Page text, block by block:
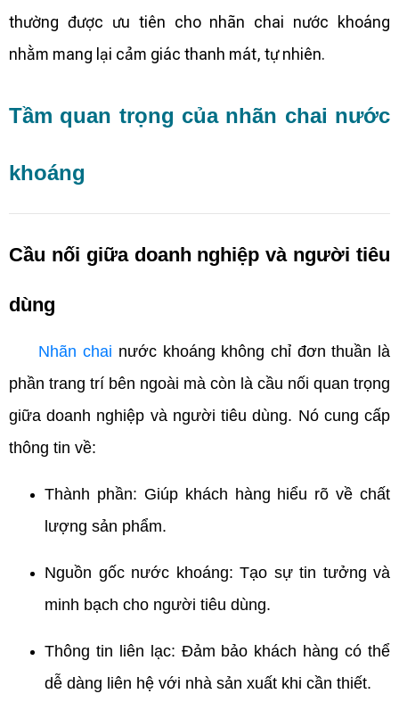
thường được ưu tiên cho nhãn chai nước khoáng
nhằm mang lại cảm giác thanh mát, tự nhiên.
Tầm quan trọng của nhãn chai nước
khoáng
Cầu nối giữa doanh nghiệp và người tiêu
dùng
Nhãn chai nước khoáng không chỉ đơn thuần là
phần trang trí bên ngoài mà còn là cầu nối quan trọng
giữa doanh nghiệp và người tiêu dùng. Nó cung cấp
thông tin về:
Thành phần: Giúp khách hàng hiểu rõ về chất
lượng sản phẩm.
Nguồn gốc nước khoáng: Tạo sự tin tưởng và
minh bạch cho người tiêu dùng.
Thông tin liên lạc: Đảm bảo khách hàng có thể
dễ dàng liên hệ với nhà sản xuất khi cần thiết.